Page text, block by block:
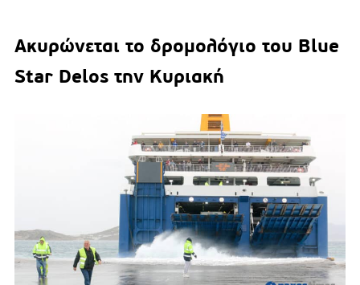
Ακυρώνεται το δρομολόγιο του Blue
Star Delos την Κυριακή